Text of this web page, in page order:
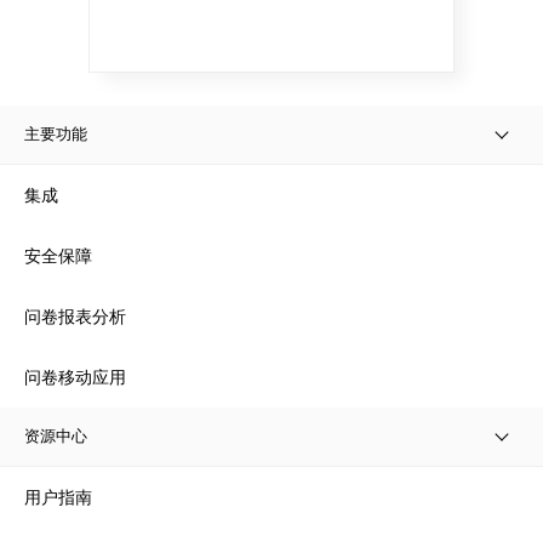
主要功能
集成
安全保障
问卷报表分析
问卷移动应用
资源中心
用户指南